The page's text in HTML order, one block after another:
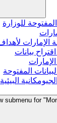
المفتوحة للوزارة
الإمارات
بيانات
المفتوحة
البيئية
submenu for